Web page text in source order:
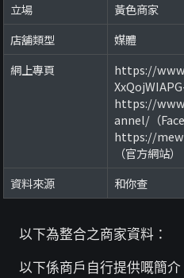
立場
黃色商家
店舖類型
媒體
網上專頁
https://
https://
annel/（
https://
（官方網站）
資料來源
和你查
以下為整合之商家資料：
以下係商戶自行提供嘅簡介